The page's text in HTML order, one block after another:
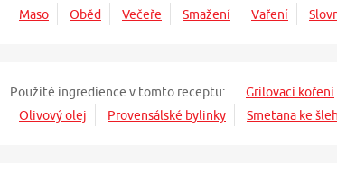
Maso Oběd Večeře Smažení Vaření
Použité ingredience v tomto receptu: Grilovací koření
Olivový olej
Provensálské bylinky Smetana ke